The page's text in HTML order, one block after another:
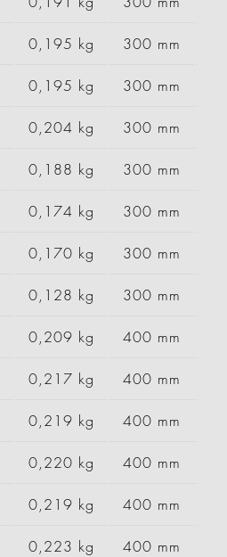
0,195 kg 300 mm
0,195 kg 300 mm
0,204 kg 300 mm
0,188 kg 300 mm
0,174 kg 300 mm
0,170 kg 300 mm
0,128 kg 300 mm
0,209 kg 400 mm
0,217 kg 400 mm
0,219 kg 400 mm
0,220 kg 400 mm
0,219 kg 400 mm
0,223 kg 400 mm